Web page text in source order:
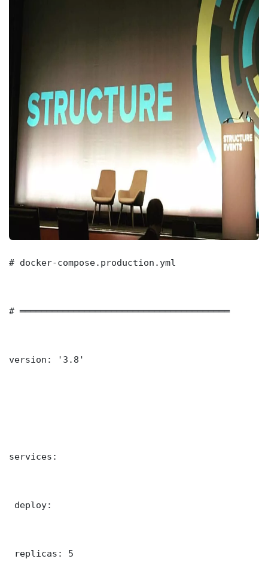
# docker-compose.production.yml
# ═══════════════════════════════════════
version: '3.8'
services:
deploy:
replicas: 5